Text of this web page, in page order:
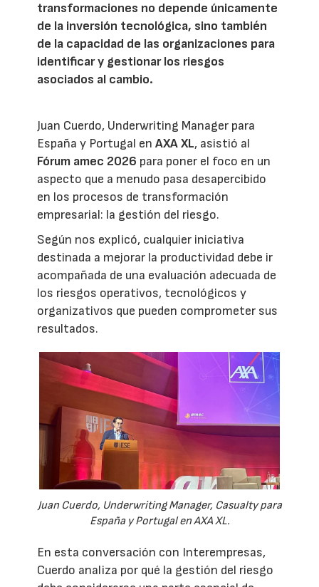
transformaciones no depende únicamente
de la inversión tecnológica, sino también
de la capacidad de las organizaciones para
identificar y gestionar los riesgos
asociados al cambio.
Juan Cuerdo, Underwriting Manager para
España y Portugal enAXA XL, asistió al
Fórum amec 2026 para poner el foco en un
aspecto que a menudo pasa desapercibido
en los procesos de transformación
empresarial: la gestión del riesgo.
Según nos explicó, cualquier iniciativa
destinada a mejorar la productividad debe ir
acompañada de una evaluación adecuada de
los riesgos operativos, tecnológicos y
organizativos que pueden comprometer sus
resultados.
Juan Cuerdo, Underwriting Manager, Casualty para
España y Portugal en AXA XL.
En esta conversación con Interempresas,
Cuerdo analiza por qué la gestión del riesgo